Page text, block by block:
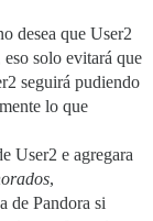
desea que User2
solo evitará que
seguirá pudiendo
lo que
User2 e agregara
,
de Pandora si